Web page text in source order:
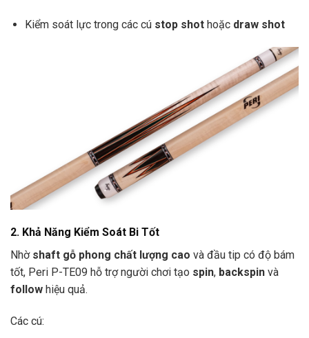
Kiểm soát lực trong các cú stop shothoặc draw shot
2. Khả Năng Kiểm Soát Bi Tốt
Nhờ shaft gỗ phong chất lượng cao và đầu tip có độ bám
tốt, Peri P-TE09 hỗ trợ người chơi tạo spin, backspin và
follow hiệu quả.
Các cú: